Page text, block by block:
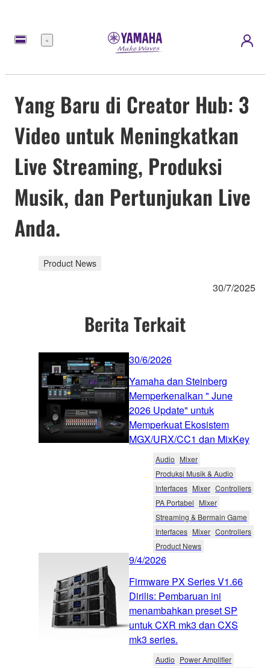
Menu
Yang Baru di Creator Hub: 3
Video untuk Meningkatkan
Live Streaming, Produksi
Musik, dan Pertunjukan Live
Anda.
Product News
30/7/2025
Berita Terkait
30/6/2026
Yamaha dan Steinberg
Memperkenalkan " June
2026 Update" untuk
Memperkuat Ekosistem
MGX/URX/CC1 dan MixKey
Audio Mixer
Produksi Musik & Audio
Interfaces Mixer Controllers
PA Portabel Mixer
Streaming & Bermain Game
Interfaces Mixer Controllers
Product News
9/4/2026
Firmware PX Series V1.66
Dirilis: Pembaruan ini
menambahkan preset SP
untuk CXR mk3 dan CXS
mk3 series.
Audio Power Amplifier